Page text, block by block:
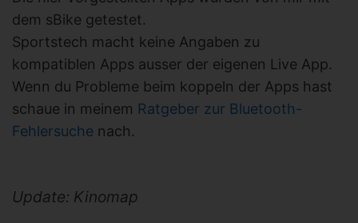
dem sBike getestet.
Sportstech macht keine Angaben zu
kompatiblen Apps ausser der eigenen Live App.
Wenn du Probleme beim koppeln der Apps hast
schaue in meinem Ratgeber zur Bluetooth-
Fehlersuche nach.
Update: Kinomap